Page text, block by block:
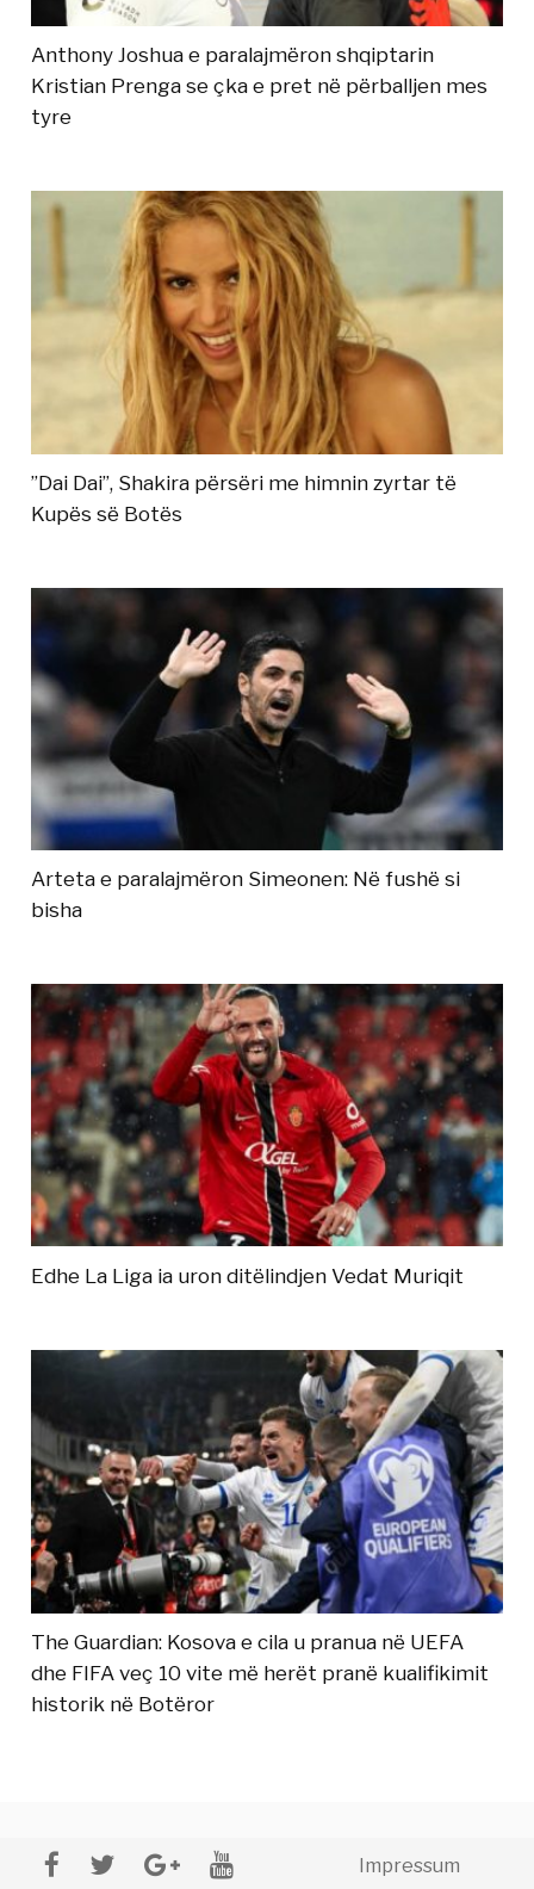
Anthony Joshua e paralajmëron shqiptarin
Kristian Prenga se çka e pret në përballjen mes
tyre
”Dai Dai”, Shakira përsëri me himnin zyrtar të
Kupës së Botës
Arteta e paralajmëron Simeonen: Në fushë si
bisha
Edhe La Liga ia uron ditëlindjen Vedat Muriqit
The Guardian: Kosova e cila u pranua në UEFA
dhe FIFA veç 10 vite më herët pranë kualifikimit
historik në Botëror
Impressum